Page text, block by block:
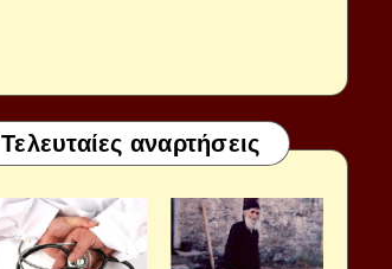
Τελευταίες αναρτήσεις